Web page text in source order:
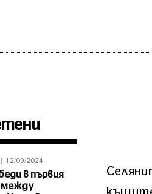
12/09/2024
в първия
между